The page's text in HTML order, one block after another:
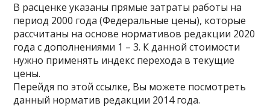
В расценке указаны прямые затраты работы на
период 2000 года (Федеральные цены), которые
рассчитаны на основе нормативов редакции 2020
года с дополнениями 1 – 3. К данной стоимости
нужно применять индекс перехода в текущие
цены.
Перейдя по этой ссылке, Вы можете посмотреть
данный норматив редакции 2014 года.